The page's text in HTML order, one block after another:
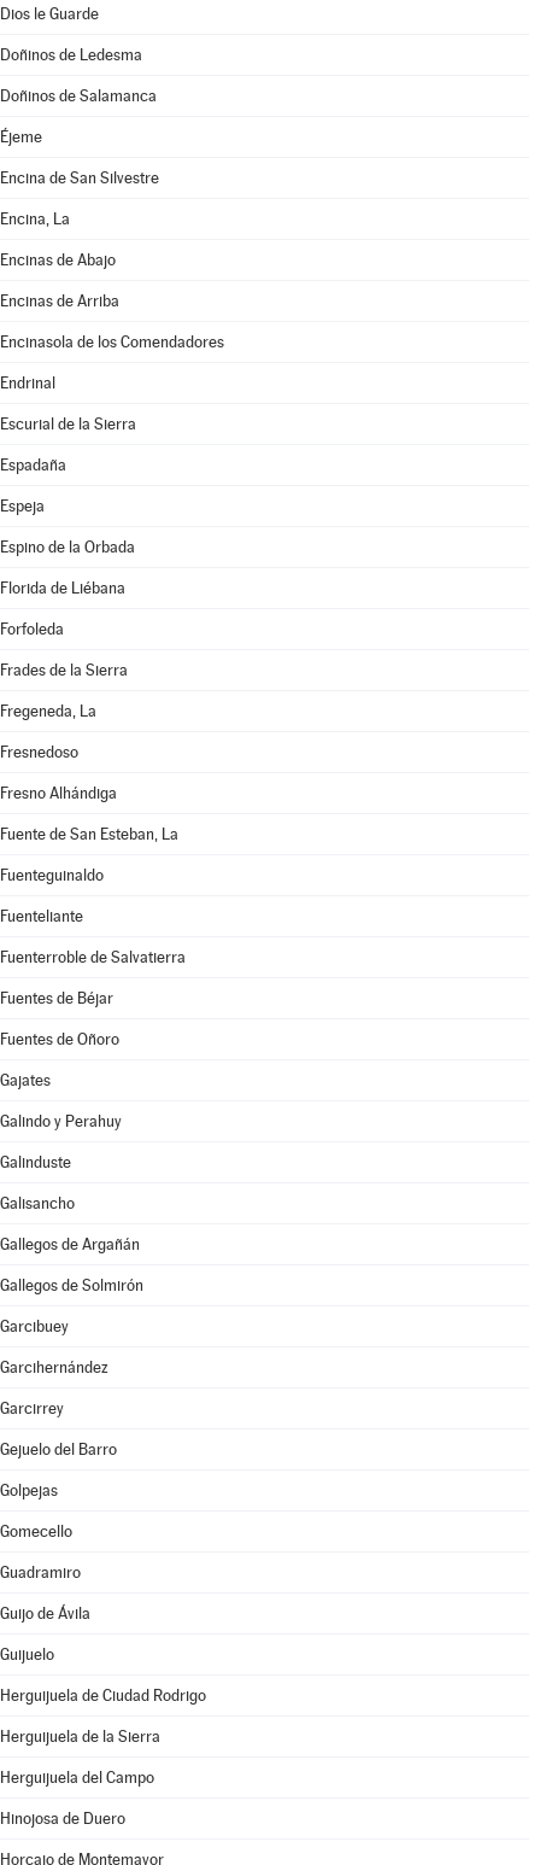
Dios le Guarde
Doñinos de Ledesma
Doñinos de Salamanca
Éjeme
Encina de San Silvestre
Encina, La
Encinas de Abajo
Encinas de Arriba
Encinasola de los Comendadores
Endrinal
Escurial de la Sierra
Espadaña
Espeja
Espino de la Orbada
Florida de Liébana
Forfoleda
Frades de la Sierra
Fregeneda, La
Fresnedoso
Fresno Alhándiga
Fuente de San Esteban, La
Fuenteguinaldo
Fuenteliante
Fuenterroble de Salvatierra
Fuentes de Béjar
Fuentes de Oñoro
Gajates
Galindo y Perahuy
Galinduste
Galisancho
Gallegos de Argañán
Gallegos de Solmirón
Garcibuey
Garcihernández
Garcirrey
Gejuelo del Barro
Golpejas
Gomecello
Guadramiro
Guijo de Ávila
Guijuelo
Herguijuela de Ciudad Rodrigo
Herguijuela de la Sierra
Herguijuela del Campo
Hinojosa de Duero
Horcajo de Montemayor